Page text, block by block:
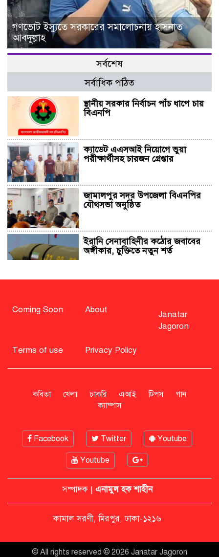
গণভোট ইস্যুতে সরকারের সমালোচনায় হাসনাত
আবদুল্লাহ
সর্বশেষ
সর্বাধিক পঠিত
স্থানীয় সরকার নির্বাচন পাঁচ ধাপে চায়
বিএনপি
ক্যাডেট এএসআই নিয়োগে ভুয়া
পরীক্ষার্থীসহ চারজন গ্রেপ্তার
জামালপুর সদর উপজেলা বিএনপির
যৌথসভা অনুষ্ঠিত
ইরানি সেনাবাহিনীর কঠোর জবাবের
অঙ্গীকার, চুক্তিতে নতুন শর্ত
বিএনপি নিয়ে জামায়াতের মন্তব্যে
এনসিপি
সাহাবুদ্দিন
মশার কয়েল জ্বালাতে বিস্ফোরণে দগ্ধ
পোশাকশ্রমিক দম্পতি
নিট প্রশ্নফাঁস নিয়ে নীরবতা ভাঙলেন
মোদি, আন্দোলন অব্যাহত ভারতে
Coming Soon About
Janatar
Jagoron
Terms of use Privacy Policy
কবিতা খেলা চাকরি এআই টিপস
গান
ক্যাম্পাস
Facebook Twitter Youtube
Youtube
সম্পাদক | এনামুল হক শাহীন
কামাল সরণী, মিরপুর, ঢাকা-১২১৬
© All rights reserved © 2026 Janatar Jagoron